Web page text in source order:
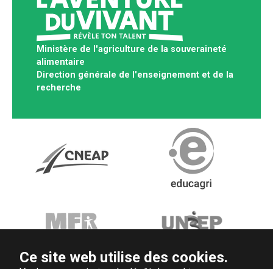
Ministère de l'agriculture de la souveraineté
alimentaire
Direction générale de l'enseignement et de la
recherche
Ce site web utilise des cookies.